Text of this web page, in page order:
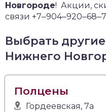
Новгороде! Акции,
связи
Выбрать
Нижнего
Полцены
Гордеевская, 7а